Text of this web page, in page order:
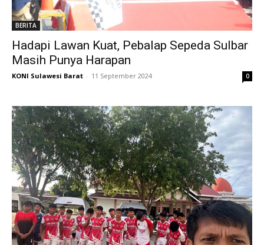
BERITA
Hadapi Lawan Kuat, Pebalap Sepeda Sulbar
Masih Punya Harapan
KONI Sulawesi Barat - 11 September 2024 0